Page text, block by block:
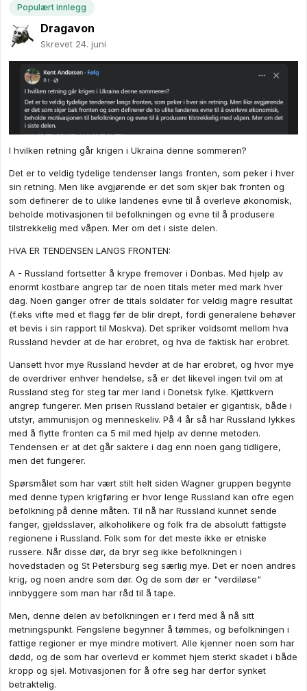
Populært innlegg
Dragavon
Skrevet 24. juni
I hvilken retning går krigen i Ukraina denne sommeren?
Det er to veldig tydelige tendenser langs fronten, som peker i hver
sin retning. Men like avgjørende er det som skjer bak fronten og
som definerer de to ulike landenes evne til å overleve økonomisk,
beholde motivasjonen til befolkningen og evne til å produsere
tilstrekkelig med våpen. Mer om det i siste delen.
HVA ER TENDENSEN LANGS FRONTEN:
A - Russland fortsetter å krype fremover i Donbas. Med hjelp av
enormt kostbare angrep tar de noen titals meter med mark hver
dag. Noen ganger ofrer de titals soldater for veldig magre resultat
(f.eks vifte med et flagg før de blir drept, fordi generalene behøver
et bevis i sin rapport til Moskva). Det spriker voldsomt mellom hva
Russland hevder at de har erobret, og hva de faktisk har erobret.
Uansett hvor mye Russland hevder at de har erobret, og hvor mye
de overdriver enhver hendelse, så er det likevel ingen tvil om at
Russland steg for steg tar mer land i Donetsk fylke. Kjøttkvern
angrep fungerer. Men prisen Russland betaler er gigantisk, både i
utstyr, ammunisjon og menneskeliv. På 4 år så har Russland lykkes
med å flytte fronten ca 5 mil med hjelp av denne metoden.
Tendensen er at det går saktere i dag enn noen gang tidligere,
men det fungerer.
Spørsmålet som har vært stilt helt siden Wagner gruppen begynte
med denne typen krigføring er hvor lenge Russland kan ofre egen
befolkning på denne måten. Til nå har Russland kunnet sende
fanger, gjeldsslaver, alkoholikere og folk fra de absolutt fattigste
regionene i Russland. Folk som for det meste ikke er etniske
russere. Når disse dør, da bryr seg ikke befolkningen i
hovedstaden og St Petersburg seg særlig mye. Det er noen andres
krig, og noen andre som dør. Og de som dør er "verdiløse"
innbyggere som man har råd til å tape.
Men, denne delen av befolkningen er i ferd med å nå sitt
metningspunkt. Fengslene begynner å tømmes, og befolkningen i
fattige regioner er mye mindre motivert. Alle kjenner noen som har
dødd, og de som har overlevd er kommet hjem sterkt skadet i både
kropp og sjel. Motivasjonen for å ofre seg har derfor synket
betraktelig.